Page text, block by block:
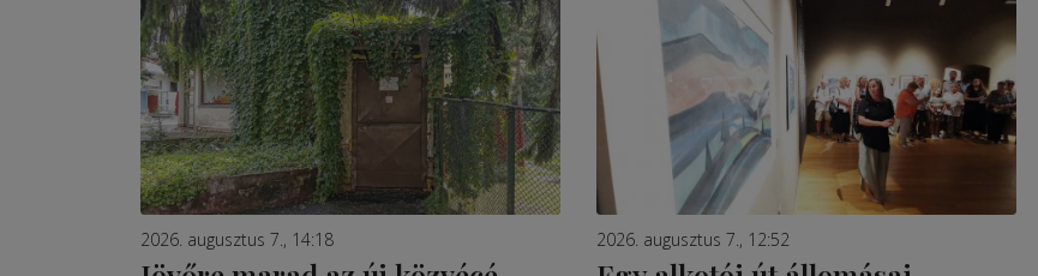
2026. augusztus 7., 14:18 2026. augusztus 7., 12:52